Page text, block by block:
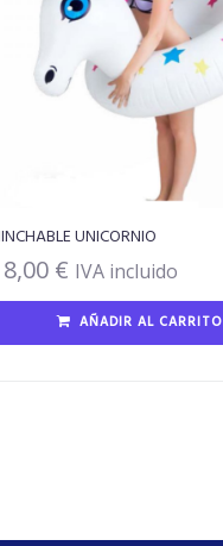
UNICORNIO
€ IVA incluido
AÑADIR AL CARRITO